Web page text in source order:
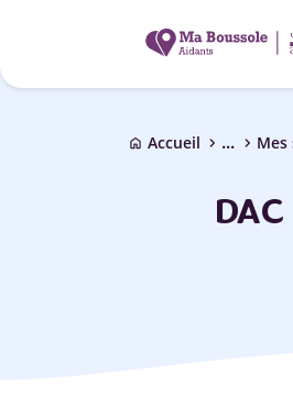
home Accueil chevron_right ... chevron_right